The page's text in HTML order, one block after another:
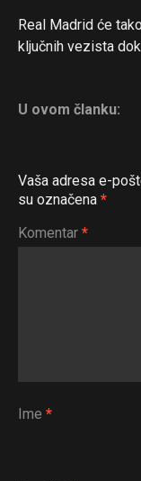
Real Madrid će
ključnih vezista
U ovom članku:
Vaša adresa e-
su označena *
Komentar *
Ime *